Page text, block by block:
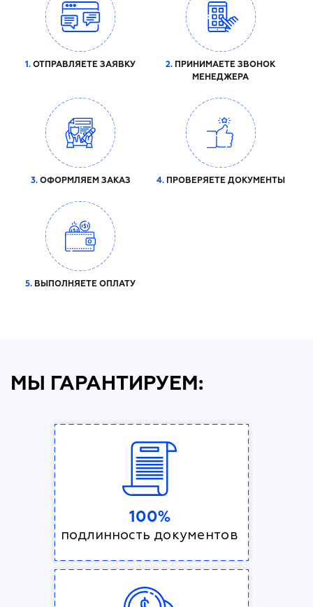
1. ОТПРАВЛЯЕТЕ ЗАЯВКУ 2. ПРИНИМАЕТЕ ЗВОНОК
МЕНЕДЖЕРА
3.ОФОРМЛЯЕМ ЗАКАЗ 4.ПРОВЕРЯЕТЕ ДОКУМЕНТЫ
5. ВЫПОЛНЯЕТЕ ОПЛАТУ
МЫ ГАРАНТИРУЕМ:
100%
подлинность документов